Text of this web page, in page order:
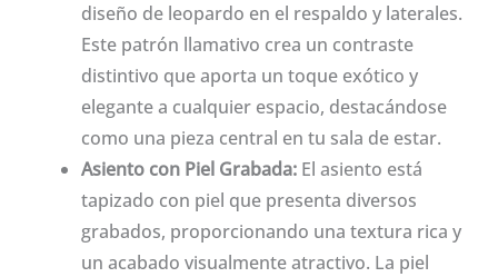
diseño de leopardo en el respaldo y laterales.
Este patrón llamativo crea un contraste
distintivo que aporta un toque exótico y
elegante a cualquier espacio, destacándose
como una pieza central en tu sala de estar.
Asiento con Piel Grabada:El asiento está
tapizado con piel que presenta diversos
grabados, proporcionando una textura rica y
un acabado visualmente atractivo. La piel